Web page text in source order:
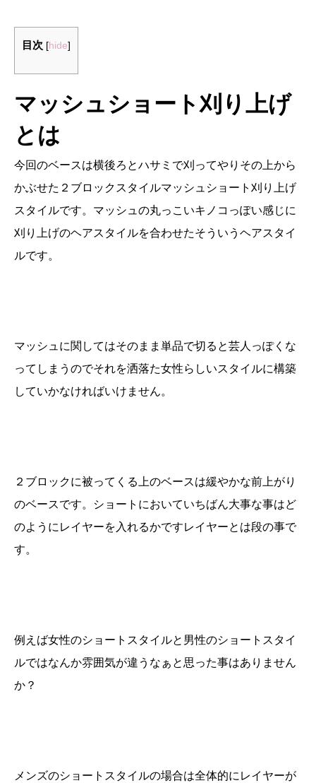
目次 [hide]
マッシュショート刈り上げ
とは
今回のベースは横後ろとハサミで刈ってやりその上から
かぶせた２ブロックスタイルマッシュショート刈り上げ
スタイルです。マッシュの丸っこいキノコっぽい感じに
刈り上げのヘアスタイルを合わせたそういうヘアスタイ
ルです。
マッシュに関してはそのまま単品で切ると芸人っぽくな
ってしまうのでそれを洒落た女性らしいスタイルに構築
していかなければいけません。
２ブロックに被ってくる上のベースは緩やかな前上がり
のベースです。ショートにおいていちばん大事な事はど
のようにレイヤーを入れるかですレイヤーとは段の事で
す。
例えば女性のショートスタイルと男性のショートスタイ
ルではなんか雰囲気が違うなぁと思った事はありません
か？
メンズのショートスタイルの場合は全体的にレイヤーが